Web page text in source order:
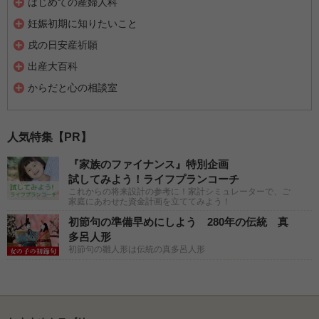
妊娠初期に知りたいこと
戌の日安産祈願
出産大百科
からだと心の相談室
人気特集【PR】
『家族のファイナンス』特別企画
試してみよう！ライフプランコーチ
これからの将来設計の参考に！家計シミュレーターで、ご
家庭にあわせた資金計画を立ててみよう！
初節句の準備早めにしよう 280年の伝統 真
多呂人形
初節句の雛人形は伝統の真多呂人形